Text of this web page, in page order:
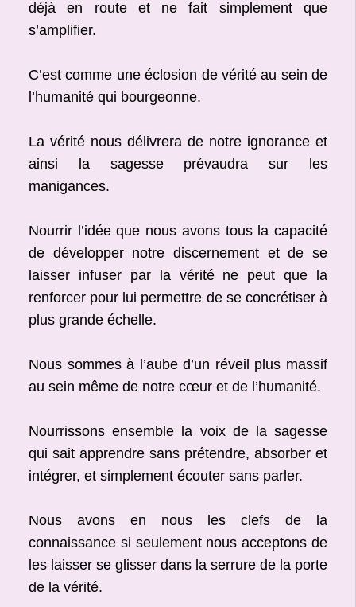
déjà en route et ne fait simplement que
s’amplifier.
C’est comme une éclosion de vérité au sein de
l’humanité qui bourgeonne.
La vérité nous délivrera de notre ignorance et
ainsi la sagesse prévaudra sur les
manigances.
Nourrir l’idée que nous avons tous la capacité
de développer notre discernement et de se
laisser infuser par la vérité ne peut que la
renforcer pour lui permettre de se concrétiser à
plus grande échelle.
Nous sommes à l’aube d’un réveil plus massif
au sein même de notre cœur et de l’humanité.
Nourrissons ensemble la voix de la sagesse
qui sait apprendre sans prétendre, absorber et
intégrer, et simplement écouter sans parler.
Nous avons en nous les clefs de la
connaissance si seulement nous acceptons de
les laisser se glisser dans la serrure de la porte
de la vérité.